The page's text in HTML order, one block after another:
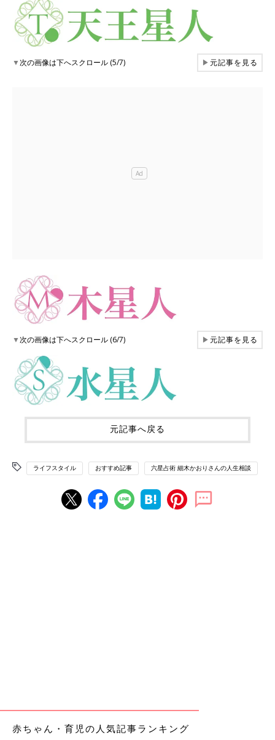
▼次の画像は下へスクロール (5/7) ▶元記事を見る
▼次の画像は下へスクロール (6/7) ▶元記事を見る
元記事へ戻る
ライフスタイル おすすめ記事 六星占術 細木かおりさんの人生相談
赤ちゃん・育児の人気記事ランキング